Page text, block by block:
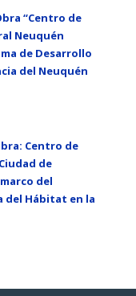
“Centro de
Neuquén
de Desarrollo
del Neuquén
Centro de
de
del
del Hábitat en la